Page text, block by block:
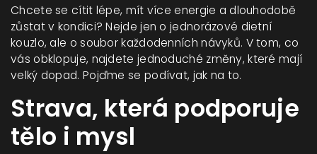
Chcete se cítit lépe, mít více energie a dlouhodobě
zůstat v kondici? Nejde jen o jednorázové dietní
kouzlo, ale o soubor každodenních návyků. V tom, co
vás obklopuje, najdete jednoduché změny, které mají
velký dopad. Pojďme se podívat, jak na to.
Strava, která podporuje
tělo i mysl